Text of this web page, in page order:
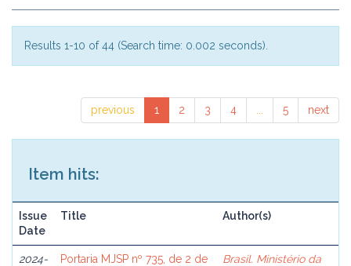
Results 1-10 of 44 (Search time: 0.002 seconds).
previous 1 2 3 4 5 next
Item hits:
Issue
Date
Title Author(s)
2024-
Portaria MJSP nº 735, de 2 de
Brasil. Ministério da